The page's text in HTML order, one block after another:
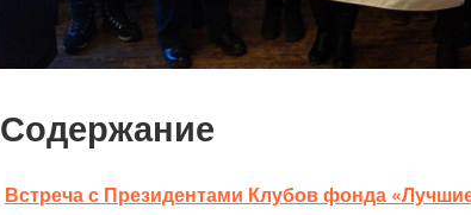
Содержание
Встреча с Президентами Клубов фонда